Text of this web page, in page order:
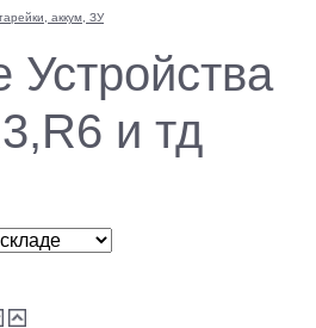
аккум, ЗУ
и тд